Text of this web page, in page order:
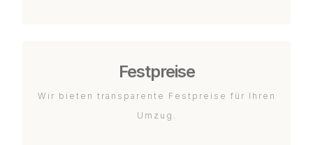
Festpreise
Wir bieten transparente Festpreise für Ihren
Umzug.